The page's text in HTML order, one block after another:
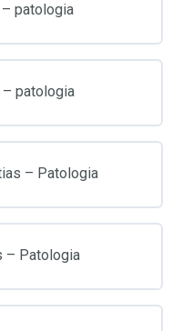
patologia
– patologia
– Patologia
– Patologia